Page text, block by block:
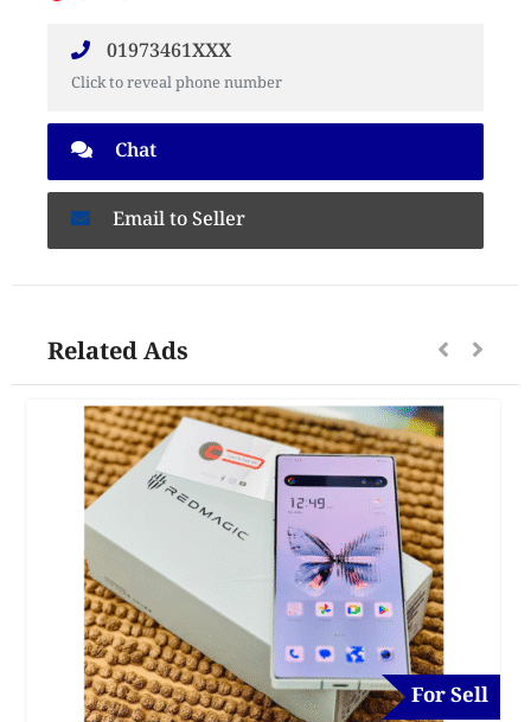
01973461XXX
Click to reveal phone number
Chat
Email to Seller
Related Ads
For Sell